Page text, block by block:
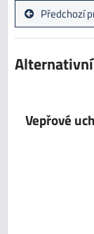
Předchozí
Vepřové